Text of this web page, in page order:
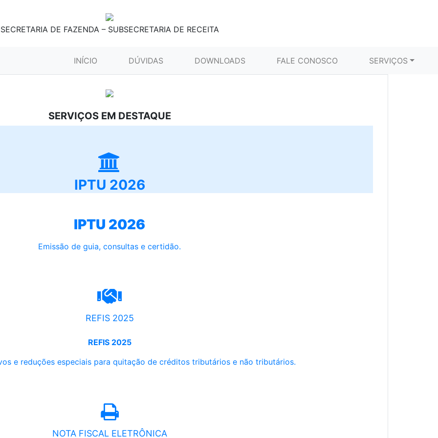
SECRETARIA DE FAZENDA – SUBSECRETARIA DE RECEITA
INÍCIO (CURRENT)DÚVIDAS DOWNLOADS FALE CONOSCO SERVIÇOS
SERVIÇOS EM DESTAQUE
IPTU 2026
IPTU 2026
Emissão de guia, consultas e certidão.
REFIS 2025
REFIS 2025
e reduções especiais para quitação de créditos tributários e não tributários.
NOTA FISCAL ELETRÔNICA